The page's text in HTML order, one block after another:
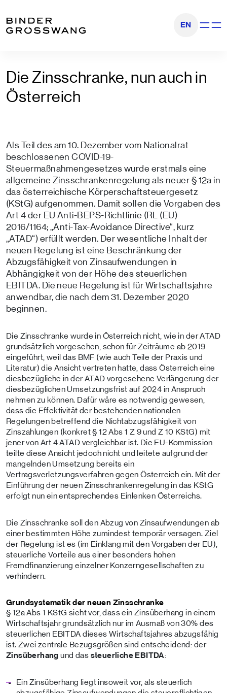
EN
Die Zinsschranke, nun auch in
Österreich
Als Teil des am 10. Dezember vom Nationalrat
beschlossenen COVID-19-
Steuermaßnahmengesetzes wurde erstmals eine
allgemeine Zinsschrankenregelung als neuer § 12a in
das österreichische Körperschaftsteuergesetz
(KStG) aufgenommen. Damit sollen die Vorgaben des
Art 4 der EU Anti-BEPS-Richtlinie (RL (EU)
2016/1164; „Anti-Tax-Avoidance Directive“, kurz
„ATAD“) erfüllt werden. Der wesentliche Inhalt der
neuen Regelung ist eine Beschränkung der
Abzugsfähigkeit von Zinsaufwendungen in
Abhängigkeit von der Höhe des steuerlichen
EBITDA. Die neue Regelung ist für Wirtschaftsjahre
anwendbar, die nach dem 31. Dezember 2020
beginnen.
Die Zinsschranke wurde in Österreich nicht, wie in der ATAD
grundsätzlich vorgesehen, schon für Zeiträume ab 2019
eingeführt, weil das BMF (wie auch Teile der Praxis und
Literatur) die Ansicht vertreten hatte, dass Österreich eine
diesbezügliche in der ATAD vorgesehene Verlängerung der
diesbezüglichen Umsetzungsfrist auf 2024 in Anspruch
nehmen zu können. Dafür wäre es notwendig gewesen,
dass die Effektivität der bestehenden nationalen
Regelungen betreffend die Nichtabzugsfähigkeit von
Zinszahlungen (konkret § 12 Abs 1 Z 9 und Z 10 KStG) mit
jener von Art 4 ATAD vergleichbar ist. Die EU-Kommission
teilte diese Ansicht jedoch nicht und leitete aufgrund der
mangelnden Umsetzung bereits ein
Vertragsverletzungsverfahren gegen Österreich ein. Mit der
Einführung der neuen Zinsschrankenregelung in das KStG
erfolgt nun ein entsprechendes Einlenken Österreichs.
Die Zinsschranke soll den Abzug von Zinsaufwendungen ab
einer bestimmten Höhe zumindest temporär versagen. Ziel
der Regelung ist es (im Einklang mit den Vorgaben der EU),
steuerliche Vorteile aus einer besonders hohen
Fremdfinanzierung einzelner Konzerngesellschaften zu
verhindern.
Grundsystematik der neuen Zinsschranke
§ 12a Abs 1 KStG sieht vor, dass ein Zinsüberhang in einem
Wirtschaftsjahr grundsätzlich nur im Ausmaß von 30% des
steuerlichen EBITDA dieses Wirtschaftsjahres abzugsfähig
ist. Zwei zentrale Bezugsgrößen sind entscheidend: der
Zinsüberhang und das steuerliche EBITDA:
Ein Zinsüberhang liegt insoweit vor, als steuerlich